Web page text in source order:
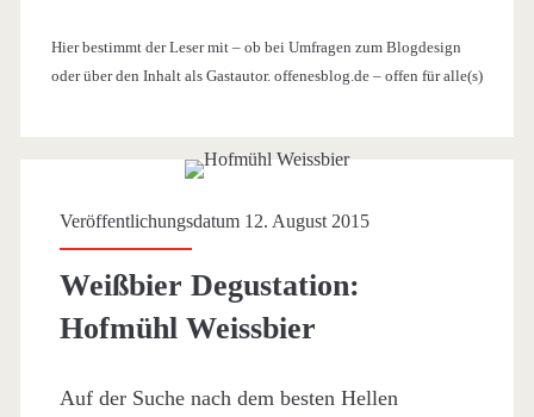
Hier bestimmt der Leser mit – ob bei Umfragen zum Blogdesign
oder über den Inhalt als Gastautor. offenesblog.de – offen für alle(s)
Veröffentlichungsdatum 12. August 2015
Weißbier Degustation:
Hofmühl Weissbier
Auf der Suche nach dem besten Hellen